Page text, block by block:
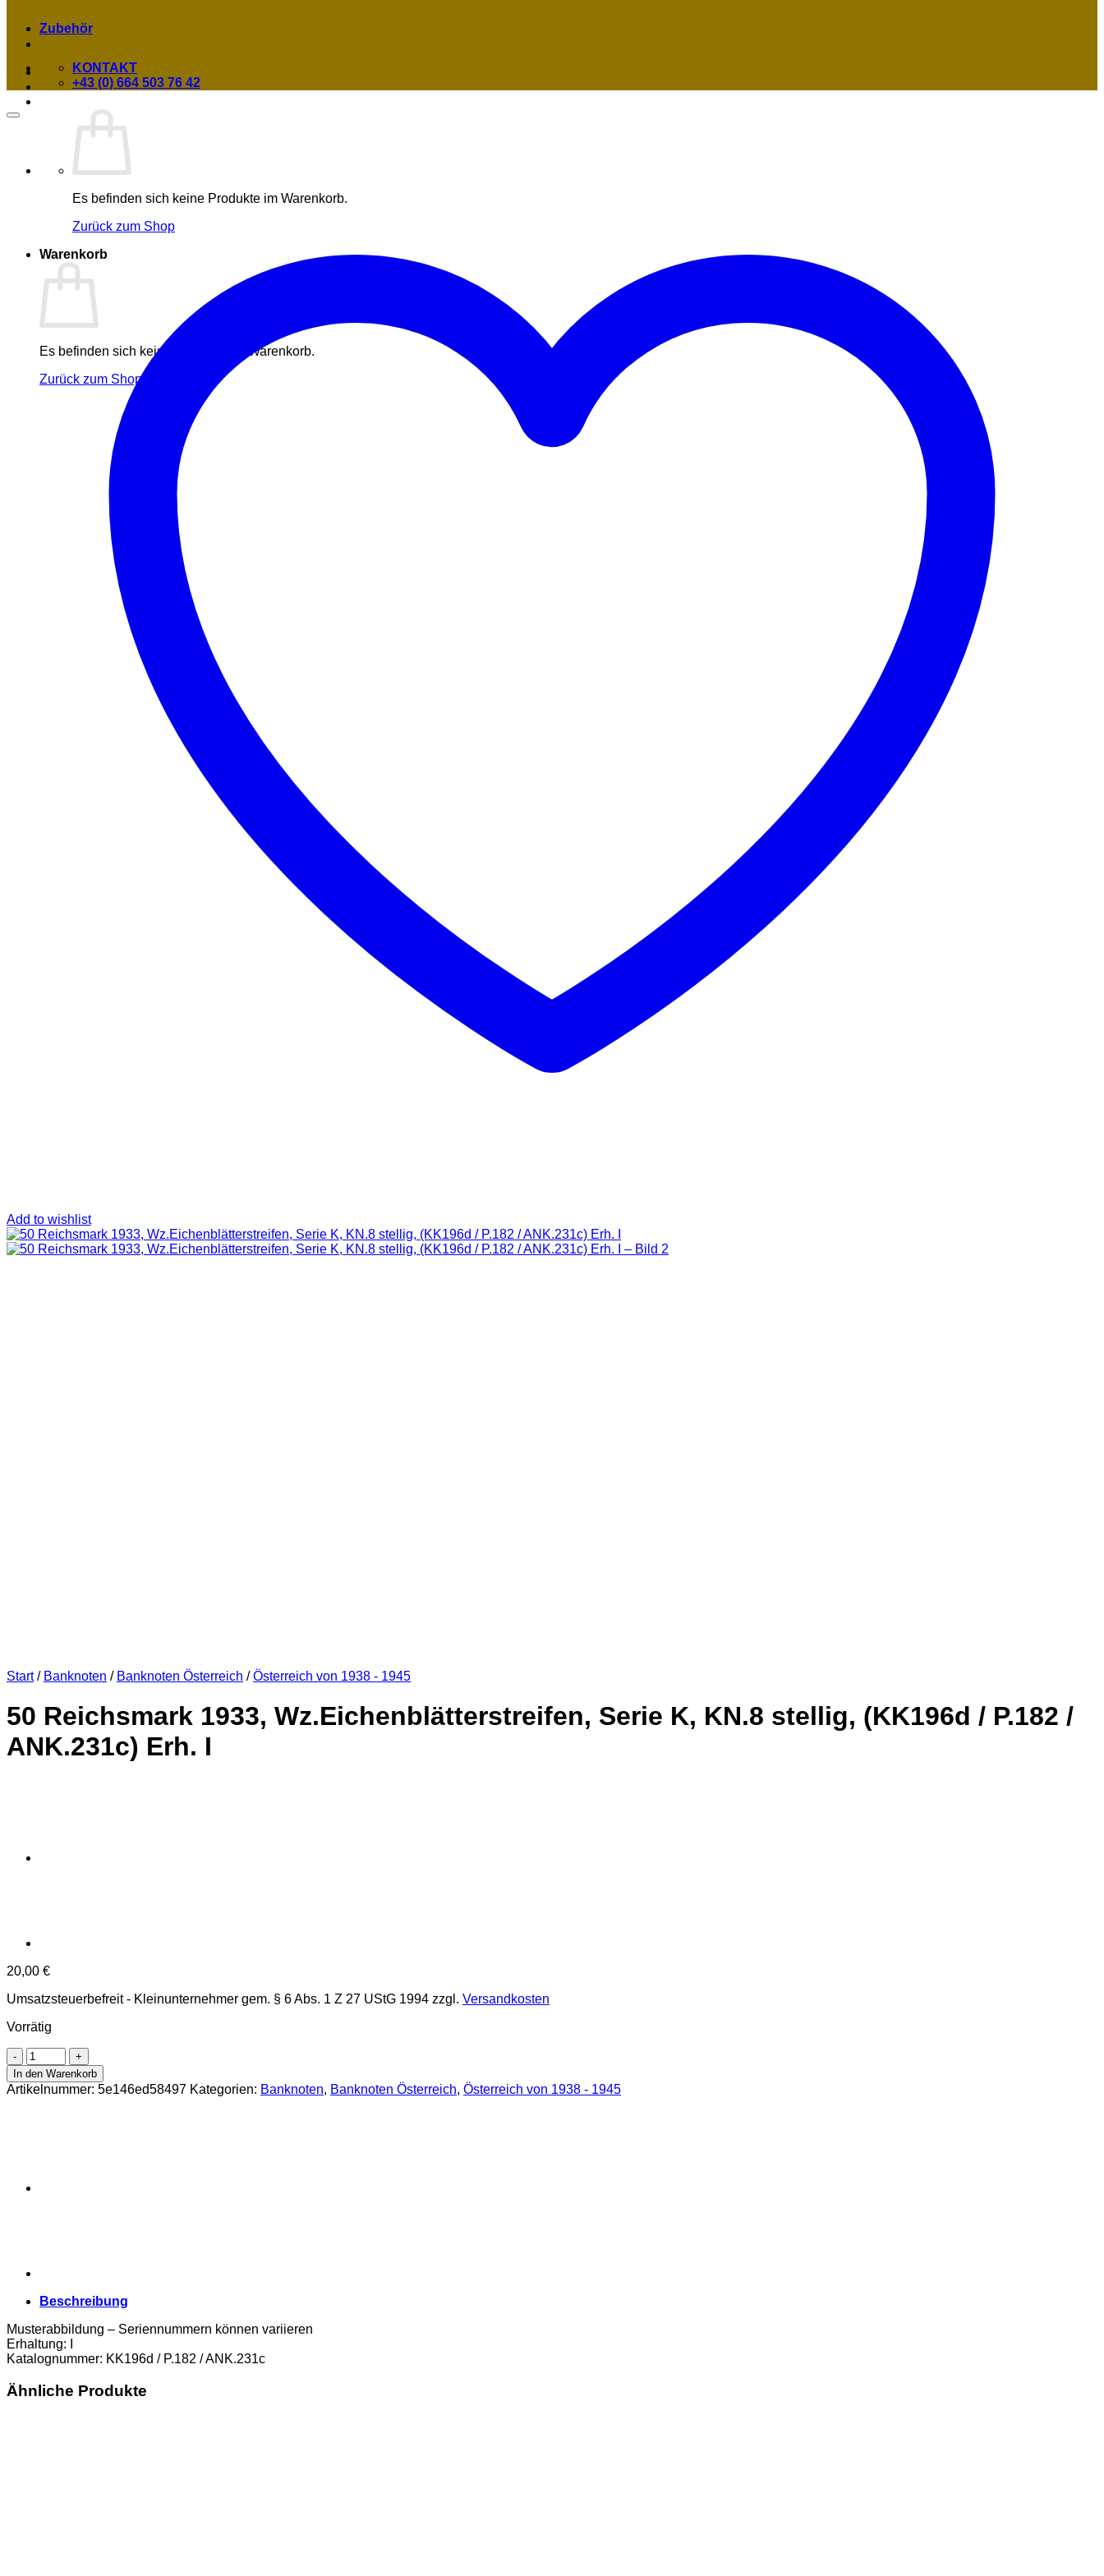
Es befinden sich keine Produkte im Warenkorb.
Zurück zum Shop
Warenkorb
Es befinden sich keine Produkte im Warenkorb.
Zurück zum Shop
Zubehör
KONTAKT
+43 (0) 664 503 76 42
Add to wishlist
Start / Banknoten / Banknoten Österreich / Österreich von 1938 - 1945
50 Reichsmark 1933, Wz.Eichenblätterstreifen, Serie K, KN.8 stellig, (KK196d / P.182 /
ANK.231c) Erh. I
20,00 €
Umsatzsteuerbefreit - Kleinunternehmer gem. § 6 Abs. 1 Z 27 UStG 1994 zzgl. Versandkosten
Vorrätig
50
Reichsmark
1933,
Wz.Eichenblätterstreifen,
/
Menge
In den Warenkorb
Artikelnummer: 5e146ed58497 Kategorien: Banknoten, Banknoten Österreich, Österreich von 1938 - 1945
Beschreibung
Musterabbildung – Seriennummern können variieren
Erhaltung: I
Katalognummer: KK196d / P.182 / ANK.231c
Ähnliche Produkte